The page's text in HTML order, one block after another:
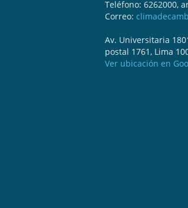
Teléfono: 6262000,
Correo:
Av. Universitaria
postal 1761, Lima
Ver ubicación en